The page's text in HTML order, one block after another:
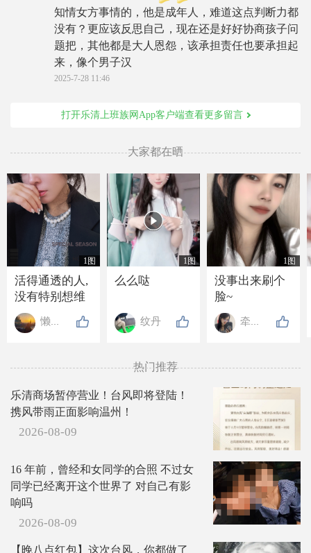
知情女方事情的，他是成年人，难道这点判断力都
没有？更应该反思自己，现在还是好好协商孩子问
题把，其他都是大人恩怨，该承担责任也要承担起
来，像个男子汉
2025-7-28 11:46
打开乐清上班族网App客户端查看更多留言
大家都在晒
1图
活得通透的人,
没有特别想维
持的关系, 也没
有特别想要的
吃亏也懒得计
较.
懒懒de高贵
1图

么么哒
纹丹
1图
没事出来刷个
脸~
牵牵手
热门推荐
乐清商场暂停营业！台风即将登陆！
携风带雨正面影响温州！
2026-08-09
16 年前，曾经和女同学的合照 不过女
同学已经离开这个世界了 对自己有影
响吗
2026-08-09
【晚八点红包】这次台风，你都做了